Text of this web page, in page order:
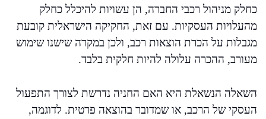
כחלק מניהול רכבי החברה, הן עשויות להיכלל כחלק
מהעלויות העסקיות. עם זאת, החקיקה הישראלית קובעת
מגבלות על הכרת הוצאות רכב, ולכן במקרה שישנו שימוש
מעורב, ההכרה עלולה להיות חלקית בלבד.
השאלה הנשאלת היא האם החניה נדרשת לצורך התפעול
העסקי של הרכב, או שמדובר בהוצאה פרטית. לדוגמה,